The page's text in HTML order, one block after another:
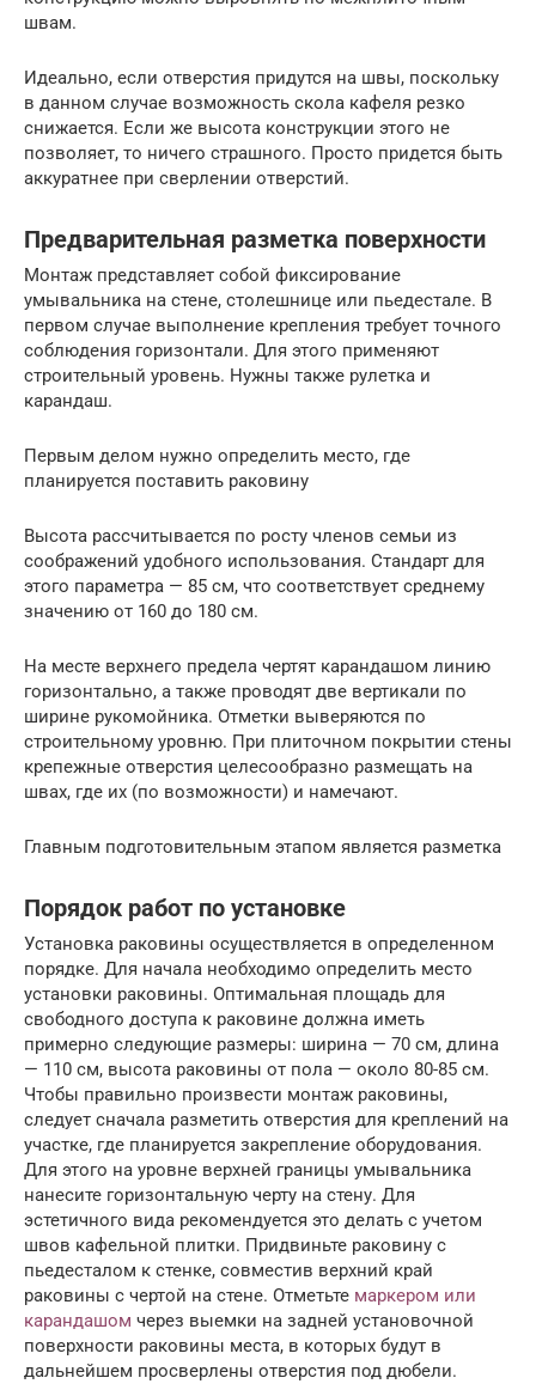
швам.
Идеально, если отверстия придутся на швы, поскольку
в данном случае возможность скола кафеля резко
снижается. Если же высота конструкции этого не
позволяет, то ничего страшного. Просто придется быть
аккуратнее при сверлении отверстий.
Предварительная разметка поверхности
Монтаж представляет собой фиксирование
умывальника на стене, столешнице или пьедестале. В
первом случае выполнение крепления требует точного
соблюдения горизонтали. Для этого применяют
строительный уровень. Нужны также рулетка и
карандаш.
Первым делом нужно определить место, где
планируется поставить раковину
Высота рассчитывается по росту членов семьи из
соображений удобного использования. Стандарт для
этого параметра — 85 см, что соответствует среднему
значению от 160 до 180 см.
На месте верхнего предела чертят карандашом линию
горизонтально, а также проводят две вертикали по
ширине рукомойника. Отметки выверяются по
строительному уровню. При плиточном покрытии стены
крепежные отверстия целесообразно размещать на
швах, где их (по возможности) и намечают.
Главным подготовительным этапом является разметка
Порядок работ по установке
Установка раковины осуществляется в определенном
порядке. Для начала необходимо определить место
установки раковины. Оптимальная площадь для
свободного доступа к раковине должна иметь
примерно следующие размеры: ширина — 70 см, длина
— 110 см, высота раковины от пола — около 80-85 см.
Чтобы правильно произвести монтаж раковины,
следует сначала разметить отверстия для креплений на
участке, где планируется закрепление оборудования.
Для этого на уровне верхней границы умывальника
нанесите горизонтальную черту на стену. Для
эстетичного вида рекомендуется это делать с учетом
швов кафельной плитки. Придвиньте раковину с
пьедесталом к стенке, совместив верхний край
раковины с чертой на стене. Отметьте маркером или
карандашом через выемки на задней установочной
поверхности раковины места, в которых будут в
дальнейшем просверлены отверстия под дюбели.